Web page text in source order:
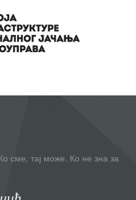
сме, тај може. Ко не зна за